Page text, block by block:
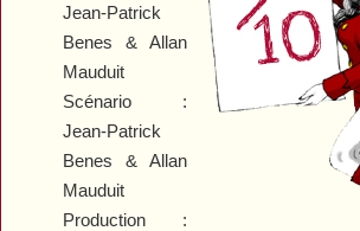
Jean-Patrick
Benes & Allan
Mauduit
Scénario :
Jean-Patrick
Benes & Allan
Mauduit
Production :